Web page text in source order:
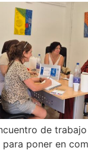
de
poner en